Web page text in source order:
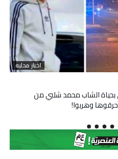
اخبار محليه
بحياة الشاب محمد شلبي من
وهربوا!